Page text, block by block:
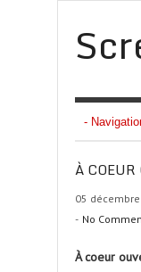
À
05
- No
À coeur